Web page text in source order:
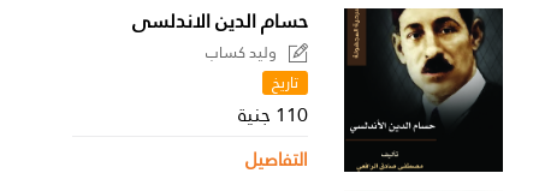
حسام الدين الاندلسى
وليد كساب
تاريخ
110 جنية
التفاصيل